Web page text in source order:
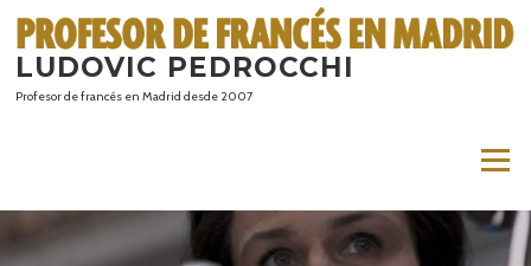
contenido
LUDOVIC PEDROCCHI
Profesor de francés en Madrid desde 2007
Menú